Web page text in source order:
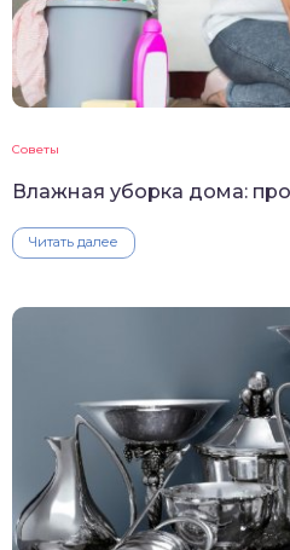
Советы
Влажная уборка дома:
Читать далее